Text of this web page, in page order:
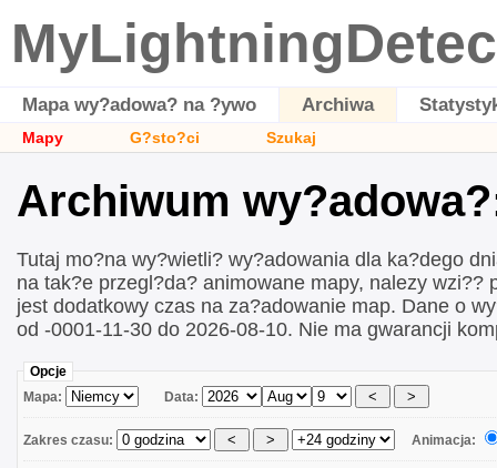
Mapa wy?adowa? na ?ywo Archiwa
Mapy G?sto?ci Szukaj
Archiwum
Tutaj mo?na wy?wietli? wy?adowania dla ka?dego
na tak?e przegl?da? animowane mapy, nalezy wzi??
jest dodatkowy czas na za?adowanie map. Dane o
od -0001-11-30 do 2026-08-10. Nie ma gwarancji
Opcje
Mapa:
Data:
Zakres czasu: Animacja: